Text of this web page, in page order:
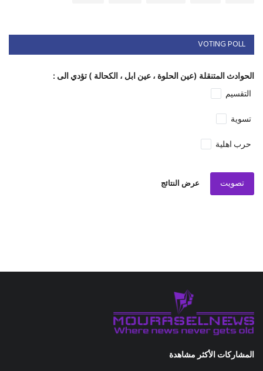
VOTING POLL
الحوادث المتنقلة (عين الحلوة ، عين ابل ، الكحالة ) تؤدي الى :
التقسيم
تسوية
حرب اهلية
تصويت عرض النتائج
المشاركات الأكثر مشاهدة